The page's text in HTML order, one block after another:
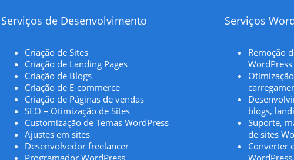
Serviços de Desenvolvimento
Criação de Sites
Criação de Landing Pages
Criação de Blogs
Criação de E-commerce
Criação de Páginas de vendas
SEO – Otimização de Sites
Customização de Temas WordPress
Ajustes em sites
Desenvolvedor freelancer
Serviços
Remoção
WordPress
blogs,
Suporte,
de sites
Converter